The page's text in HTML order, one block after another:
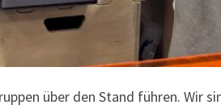
über den Stand führen. Wir